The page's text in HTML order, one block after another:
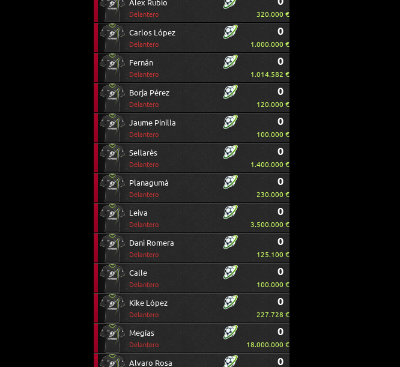
Álex Rubio
Delantero 320.000 €
Carlos López
Delantero
0
1.000.000 €
Fernán
Delantero
0
1.014.582 €
Borja Pérez
Delantero
0
120.000 €
Jaume Pinilla
Delantero
0
100.000 €
Sellarès
Delantero
0
1.400.000 €
Planagumà
Delantero
0
230.000 €
Leiva
Delantero
0
3.500.000 €
Dani Romera
Delantero
0
125.100 €
Calle
Delantero
0
100.000 €
Kike López
Delantero
0
227.728 €
Megías
Delantero
0
18.000.000 €
Alvaro Rosa 0